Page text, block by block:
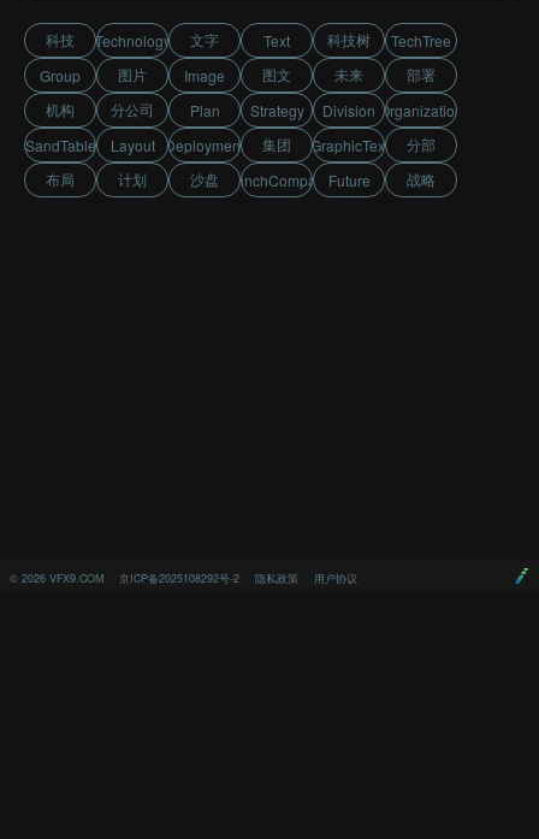
© 2026 VFX9.COM 京ICP备2025108292号-2 隐私政策 用户协议
科技 Technology 文字 Text 科技树
TechTree
Group
图片 Image 图文 未来
部署
机构
分公司 Plan Strategy Division Organization
SandTable
Layout Deployment 集团 GraphicText
分部
布局
计划 沙盘 BranchCompanyFuture 战略